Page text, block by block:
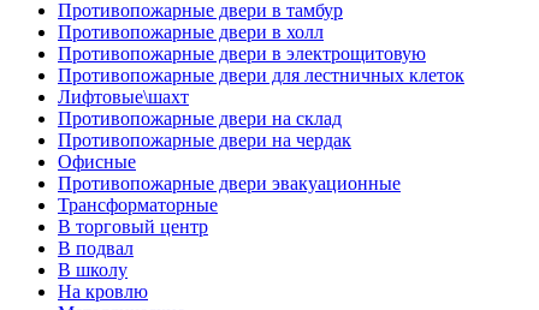
Противопожарные двери в тамбур
Противопожарные двери в холл
Противопожарные двери в электрощитовую
Противопожарные двери для лестничных клеток
Лифтовые\шахт
Противопожарные двери на склад
Противопожарные двери на чердак
Офисные
Противопожарные двери эвакуационные
Трансформаторные
В торговый центр
В подвал
В школу
На кровлю